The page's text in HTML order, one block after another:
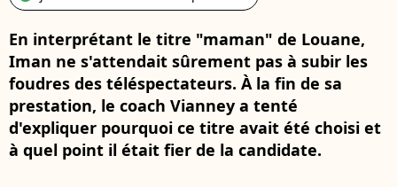
En interprétant le titre "maman" de Louane,
Iman ne s'attendait sûrement pas à subir les
foudres des téléspectateurs. À la fin de sa
prestation, le coach Vianney a tenté
d'expliquer pourquoi ce titre avait été choisi et
à quel point il était fier de la candidate.